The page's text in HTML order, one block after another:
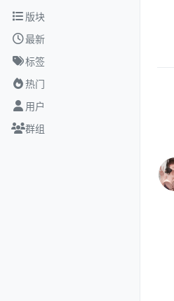
跳转至内容
版块
最新
标签
热门
用户
群组